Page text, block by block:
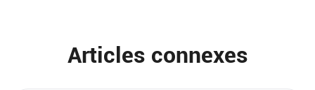
Articles connexes